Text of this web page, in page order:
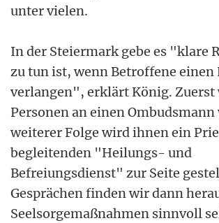
unter vielen.
In der Steiermark gebe es "klare
zu tun ist, wenn Betroffene einen
verlangen", erklärt König. Zuerst
Personen an einen
weiterer Folge wird ihnen ein
begleitenden "Heilungs- und
Befreiungsdienst" zur Seite
Gesprächen finden wir dann
Seelsorgemaßnahmen sinnvoll